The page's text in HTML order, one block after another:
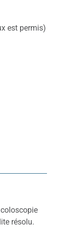
est permis)
résolu.